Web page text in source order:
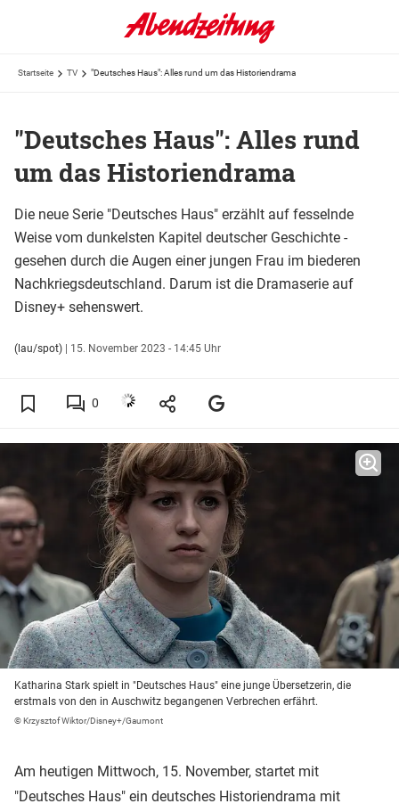
Startseite TV "Deutsches Haus": Alles rund um das Historiendrama
"Deutsches Haus": Alles rund
um das Historiendrama
Die neue Serie "Deutsches Haus" erzählt auf fesselnde
Weise vom dunkelsten Kapitel deutscher Geschichte -
gesehen durch die Augen einer jungen Frau im biederen
Nachkriegsdeutschland. Darum ist die Dramaserie auf
Disney+ sehenswert.
(lau/spot) | 15. November 2023 - 14:45 Uhr
0
Katharina Stark spielt in "Deutsches Haus" eine junge Übersetzerin, die
erstmals von den in Auschwitz begangenen Verbrechen erfährt.
© Krzysztof Wiktor/Disney+/Gaumont
Am heutigen Mittwoch, 15. November, startet mit
"Deutsches Haus" ein deutsches Historiendrama mit